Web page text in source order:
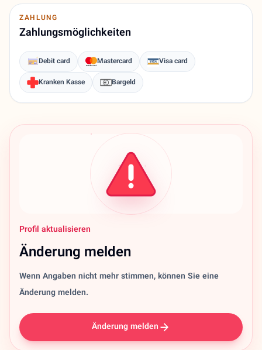
ZAHLUNG
Zahlungsmöglichkeiten
Debit card Mastercard
Visa card
Kranken Kasse
Bargeld
Profil aktualisieren
Änderung melden
Wenn Angaben nicht mehr stimmen, können Sie eine
Änderung melden.
Änderung melden